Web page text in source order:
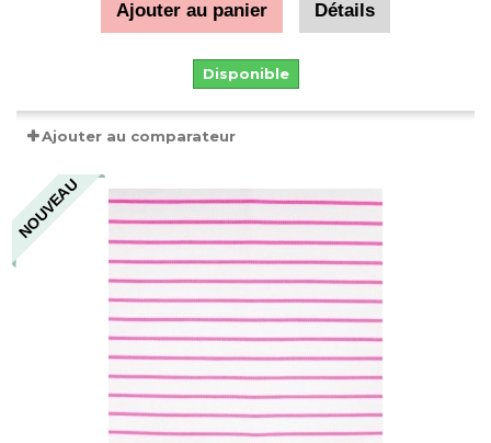
Ajouter au panier Détails
Disponible
Ajouter au comparateur
NOUVEAU